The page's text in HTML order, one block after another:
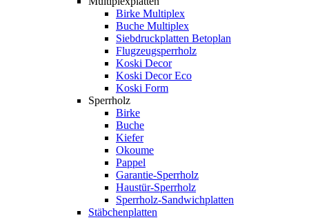
Birke Multiplex
Buche Multiplex
Siebdruckplatten Betoplan
Flugzeugsperrholz
Koski Decor
Koski Decor Eco
Koski Form
Sperrholz
Birke
Buche
Kiefer
Okoume
Pappel
Garantie-Sperrholz
Haustür-Sperrholz
Sperrholz-Sandwichplatten
Stäbchenplatten